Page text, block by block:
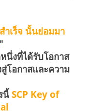
ำเร็จ นั้นย่อมมา
นึ่งที่ได้รับโอกาส
โอกาสและความ
นี้ SCP Key of